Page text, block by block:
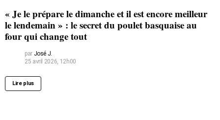
« Je le prépare le dimanche et il est encore meilleur
le lendemain » : le secret du poulet basquaise au
four qui change tout
par José J.
25 avril 2026, 12h00
Lire plus